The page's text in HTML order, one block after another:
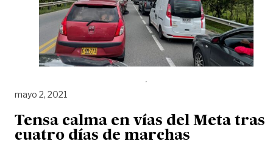
mayo 2, 2021
Tensa calma en vías del Meta tras
cuatro días de marchas